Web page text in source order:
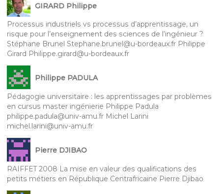
GIRARD Philippe
Processus industriels vs processus d’apprentissage, un
risque pour l’enseignement des sciences de l’ingénieur ?
Stéphane Brunel Stephane.brunel@u-bordeaux.fr Philippe
Girard Philippe.girard@u-bordeaux.fr
Philippe PADULA
Pédagogie universitaire : les apprentissages par problèmes
en cursus master ingénierie Philippe Padula
philippe.padula@univ-amu.fr Michel Larini
michel.larini@univ-amu.fr
Pierre DJIBAO
RAIFFET 2008 La mise en valeur des qualifications des
petits métiers en République Centrafricaine Pierre Djibao